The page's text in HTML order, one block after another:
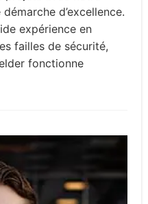
d’excellence.
expérience en
failles de sécurité,
fonctionne